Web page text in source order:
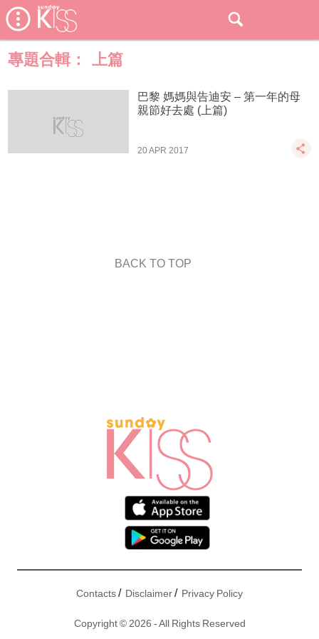
專題合輯： 上篇
巴黎 媽媽與告迪安 – 第一年的母
親節好去處 (上篇)
20 APR 2017
BACK TO TOP
Contacts/ Disclaimer/ Privacy Policy
Copyright © 2026 - All Rights Reserved